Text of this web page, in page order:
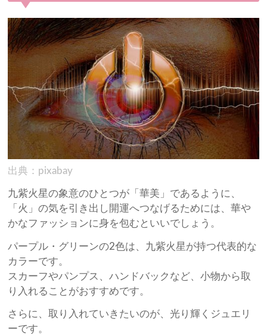
出典：pixabay
九紫火星の象意のひとつが「華美」であるように、
「火」の気を引き出し開運へつなげるためには、華や
かなファッションに身を包むといいでしょう。
パープル・グリーンの2色は、九紫火星が持つ代表的な
カラーです。
スカーフやパンプス、ハンドバックなど、小物から取
り入れることがおすすめです。
さらに、取り入れていきたいのが、光り輝くジュエリ
ーです。